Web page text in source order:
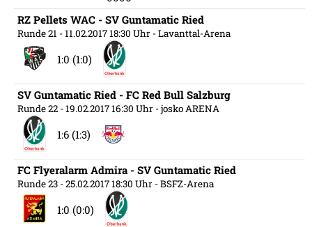
RZ Pellets WAC - SV Guntamatic Ried
Runde 21 - 11.02.2017 18:30 Uhr - Lavanttal-Arena
1:0 (1:0)
SV Guntamatic Ried - FC Red Bull Salzburg
Runde 22 - 19.02.2017 16:30 Uhr - josko ARENA
1:6 (1:3)
FC Flyeralarm Admira - SV Guntamatic Ried
Runde 23 - 25.02.2017 18:30 Uhr - BSFZ-Arena
1:0 (0:0)